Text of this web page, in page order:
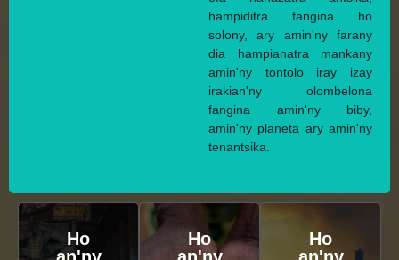
hampiditra fangina ho
solony, ary amin'ny farany
dia hampianatra mankany
amin'ny tontolo iray izay
irakian'ny olombelona
fangina amin'ny biby,
amin'ny planeta ary amin'ny
tenantsika.
Ho
Ho
Ho